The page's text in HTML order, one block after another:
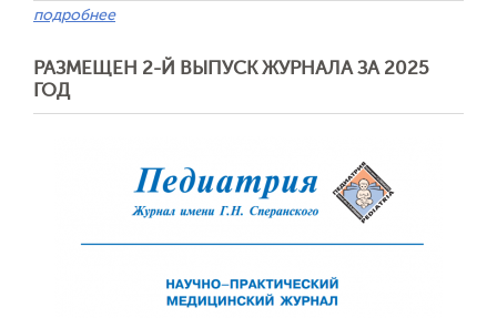
подробнее
РАЗМЕЩЕН 2-Й ВЫПУСК ЖУРНАЛА ЗА 2025
ГОД